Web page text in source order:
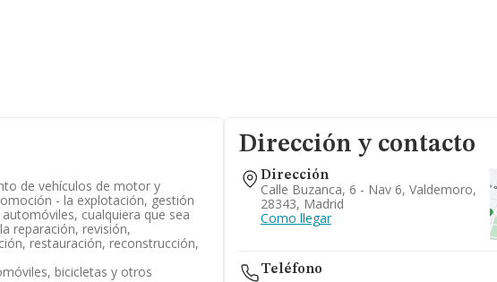
de vehículos de motor y
- la explotación, gestión
cualquiera que sea
reparación, revisión,
restauración, reconstrucción,
bicicletas y otros
Dirección y contacto
Dirección
Calle Buzanca, 6 - Nav 6, Valdemoro,
28343, Madrid
Como llegar
Teléfono